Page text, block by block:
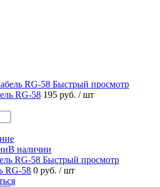
Быстрый просмотр
RG-58 195 руб. / шт
В наличии
Быстрый просмотр
RG-58 0 руб. / шт